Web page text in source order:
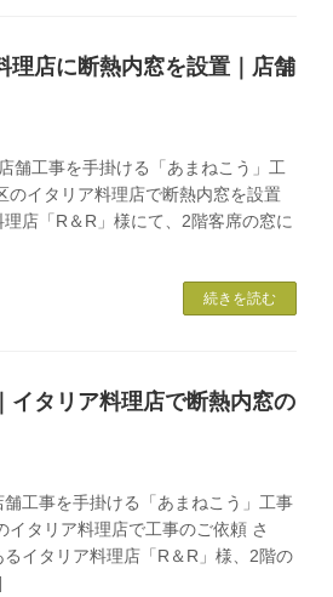
理店に断熱内窓を設置｜店舗
舗工事を手掛ける「あまねこう」工
イタリア料理店で断熱内窓を設置
店「R＆R」様にて、2階客席の窓に
続きを読む
イタリア料理店で断熱内窓の
工事を手掛ける「あまねこう」工事
タリア料理店で工事のご依頼 さ
イタリア料理店「R＆R」様、2階の